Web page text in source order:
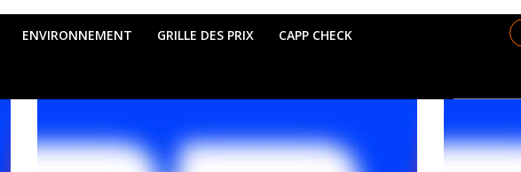
ENVIRONNEMENT GRILLE DES PRIX CAPP CHECK